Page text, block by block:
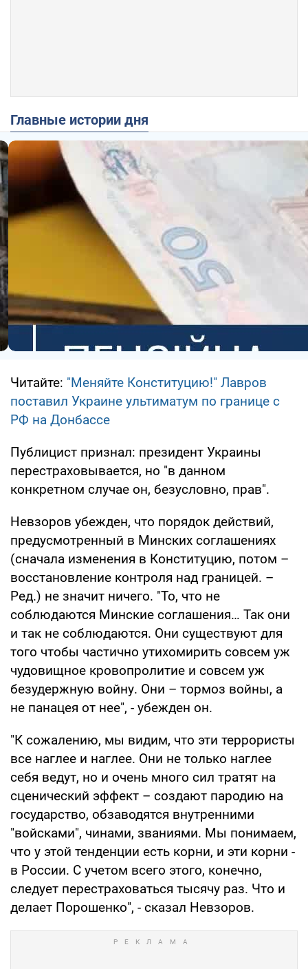
Главные истории дня
Читайте: "Меняйте Конституцию!" Лавров
поставил Украине ультиматум по границе с
РФ на Донбассе
Публицист признал: президент Украины
перестраховывается, но "в данном
конкретном случае он, безусловно, прав".
Невзоров убежден, что порядок действий,
предусмотренный в Минских соглашениях
(сначала изменения в Конституцию, потом –
восстановление контроля над границей. –
Ред.) не значит ничего. "То, что не
соблюдаются Минские соглашения… Так они
и так не соблюдаются. Они существуют для
того чтобы частично утихомирить совсем уж
чудовищное кровопролитие и совсем уж
безудержную войну. Они – тормоз войны, а
не панацея от нее", - убежден он.
"К сожалению, мы видим, что эти террористы
все наглее и наглее. Они не только наглее
себя ведут, но и очень много сил тратят на
сценический эффект – создают пародию на
государство, обзаводятся внутренними
"войсками", чинами, званиями. Мы понимаем,
что у этой тенденции есть корни, и эти корни -
в России. С учетом всего этого, конечно,
следует перестраховаться тысячу раз. Что и
делает Порошенко", - сказал Невзоров.